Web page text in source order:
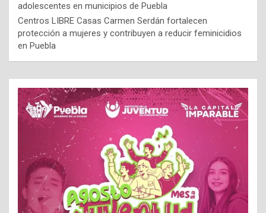
adolescentes en municipios de Puebla
Centros LIBRE Casas Carmen Serdán fortalecen
protección a mujeres y contribuyen a reducir feminicidios
en Puebla